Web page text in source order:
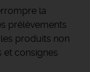
la
prélèvements
produits non
consignes